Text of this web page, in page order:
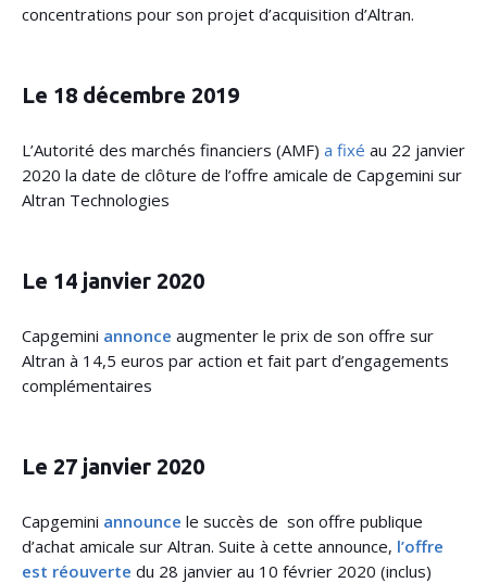
concentrations pour son projet d’acquisition d’Altran.
Le 18 décembre 2019
L’Autorité des marchés financiers (AMF) a fixé au 22 janvier
2020 la date de clôture de l’offre amicale de Capgemini sur
Altran Technologies
Le 14 janvier 2020
Capgemini annonce augmenter le prix de son offre sur
Altran à 14,5 euros par action et fait part d’engagements
complémentaires
Le 27 janvier 2020
Capgemini announce le succès de son offre publique
d’achat amicale sur Altran. Suite à cette announce, l’offre
est réouverte du 28 janvier au 10 février 2020 (inclus)